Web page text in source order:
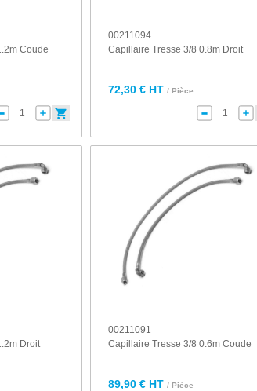
Coude
00211094
Capillaire Tresse 3/8 0.8m Droit
72,30 € HT / Pièce
Droit
00211091
Capillaire Tresse 3/8 0.6m Coude
89,90 € HT / Pièce